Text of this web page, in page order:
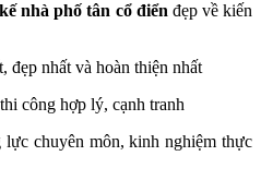
nhà phố tân cổ điển đẹp về kiến
đẹp nhất và hoàn thiện nhất
công hợp lý, cạnh tranh
chuyên môn, kinh nghiệm thực